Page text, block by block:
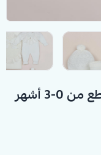
ميني جنتل طقم أفرول تريكو 5 قطع من 0-3 أشهر